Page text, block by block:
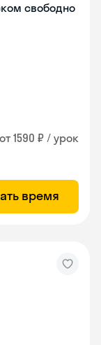
свободно
от 1590 ₽ / урок
время